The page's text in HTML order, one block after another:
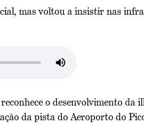
mas voltou a insistir nas
o desenvolvimento da
da pista do Aeroporto do